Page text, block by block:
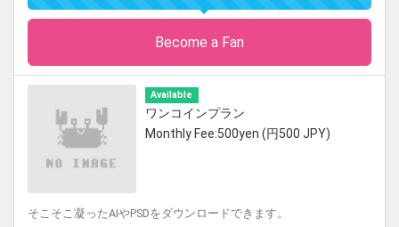
Become a Fan
Available
ワンコインプラン
Monthly Fee:500yen (円500 JPY)
そこそこ凝ったAIやPSDをダウンロードできます。